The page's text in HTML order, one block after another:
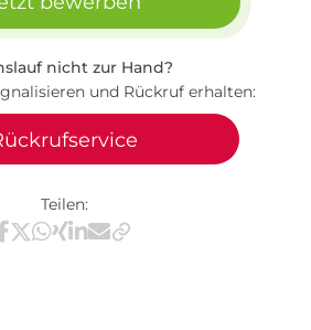
nicht zur Hand?
und Rückruf erhalten:
Teilen:
Teilen via Facebook
Teilen via X / Twitter
Teilen via WhatsApp
Teilen via Xing
Teilen via LinkedIn
Teilen via E-Mail